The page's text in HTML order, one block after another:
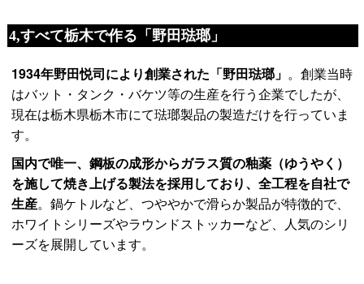
4,すべて栃木で作る「野田琺瑯」
1934年野田悦司により創業された「野田琺瑯」 。創業当時
はバット・タンク・バケツ等の生産を行う企業でしたが、
現在は栃木県栃木市にて琺瑯製品の製造だけを行っていま
す。
国内で唯一、鋼板の成形からガラス質の釉薬（ゆうやく）
を施して焼き上げる製法を採用しており、全工程を自社で
生産。鍋ケトルなど、つややかで滑らか製品が特徴的で、
ホワイトシリーズやラウンドストッカーなど、人気のシリ
ーズを展開しています。